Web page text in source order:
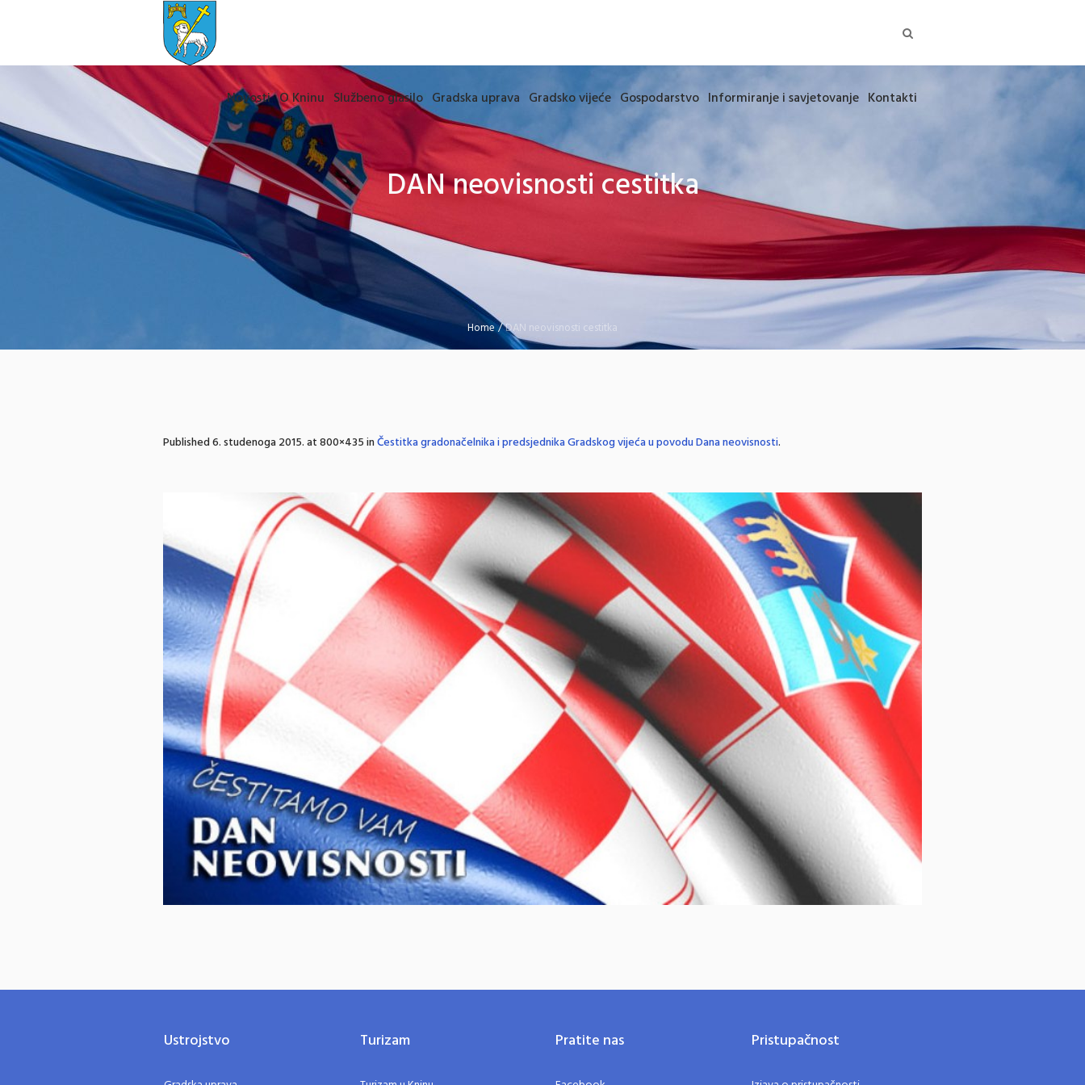
Novosti O Kninu Službeno glasilo Gradska uprava Gradsko vijeće Gospodarstvo Informiranje i savjetovanje Kontakti
DAN neovisnosti cestitka
Home/DAN neovisnosti cestitka
Published6. studenoga 2015.at 800×435 inČestitka gradonačelnika i predsjednika Gradskog vijeća u povodu Dana neovisnosti.
Ustrojstvo Turizam Pratite nas Pristupačnost